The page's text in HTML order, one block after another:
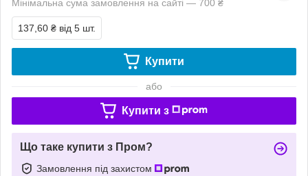
Мінімальна сума замовлення на сайті — 700 ₴
137,60 ₴ від 5 шт.
Купити
або
Купити з
Що таке купити з Пром?
Замовлення під захистом